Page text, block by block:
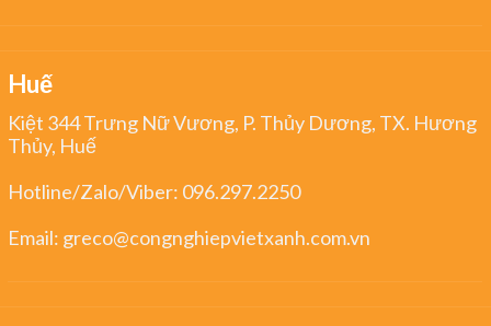
Huế
Kiệt 344 Trưng Nữ Vương, P. Thủy Dương, TX. Hương
Thủy, Huế
Hotline/Zalo/Viber: 096.297.2250
Email: greco@congnghiepvietxanh.com.vn